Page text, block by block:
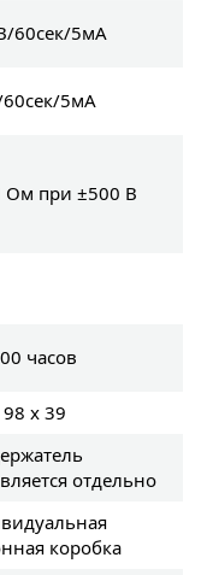
60сек/5мА
5мА
при ±500 В
часов
х 39
отдельно
коробка